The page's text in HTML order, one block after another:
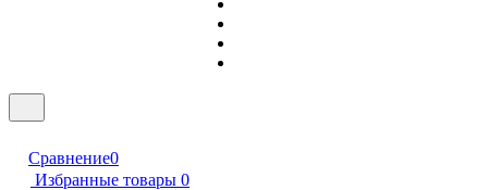
Сравнение0
Избранные товары 0